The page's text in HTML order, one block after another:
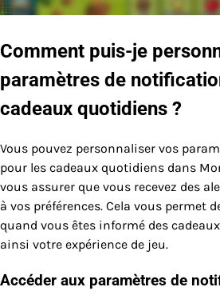
Comment puis-je
paramètres de
cadeaux quotidiens ?
Vous pouvez personnaliser vos
pour les cadeaux quotidiens dans
vous assurer que vous recevez des
à vos préférences. Cela vous permet
quand vous êtes informé des
ainsi votre expérience de jeu.
Accéder aux paramètres de